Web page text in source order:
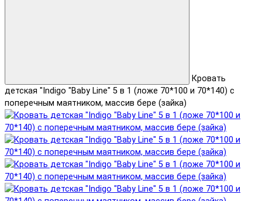
Кровать
детская "Indigo "Baby Line" 5 в 1 (ложе 70*100 и 70*140) с
поперечным маятником, массив бере (зайка)